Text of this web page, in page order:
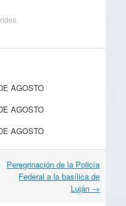
.
AGOSTO
AGOSTO
AGOSTO
Peregrinación de la Policía
Federal a la basílica de
Luján →